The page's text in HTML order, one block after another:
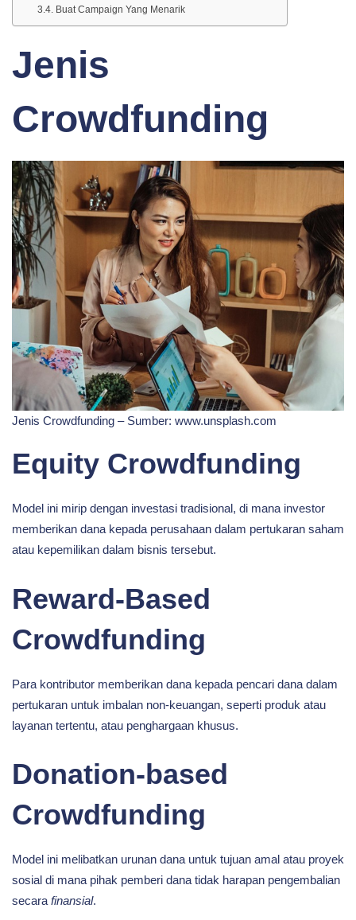
Buat Campaign Yang Menarik
Jenis
Crowdfunding
Jenis Crowdfunding – Sumber: www.unsplash.com
Equity Crowdfunding
Model ini mirip dengan investasi tradisional, di mana investor
memberikan dana kepada perusahaan dalam pertukaran saham
atau kepemilikan dalam bisnis tersebut.
Reward-Based
Crowdfunding
Para kontributor memberikan dana kepada pencari dana dalam
pertukaran untuk imbalan non-keuangan, seperti produk atau
layanan tertentu, atau penghargaan khusus.
Donation-based
Crowdfunding
Model ini melibatkan urunan dana untuk tujuan amal atau proyek
sosial di mana pihak pemberi dana tidak harapan pengembalian
secara finansial.